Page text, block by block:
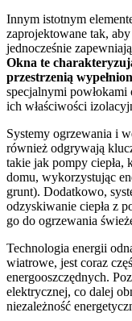
Innym istotnym
zaprojektowane tak,
jednocześnie
Okna te
przestrzenią
specjalnymi powłokami
ich właściwości
Systemy ogrzewania i
również odgrywają
takie jak pompy ciepła,
domu, wykorzystując
grunt). Dodatkowo,
odzyskiwanie ciepła z
go do ogrzewania
Technologia energii
wiatrowe, jest coraz
energooszczędnych.
elektrycznej, co dalej
niezależność